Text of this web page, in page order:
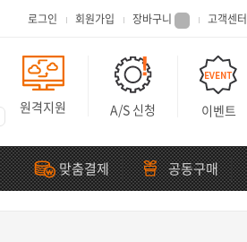
로그인 회원가입 장바구니 고객센터
원격지원 A/S 신청 이벤트
맞춤결제 공동구매